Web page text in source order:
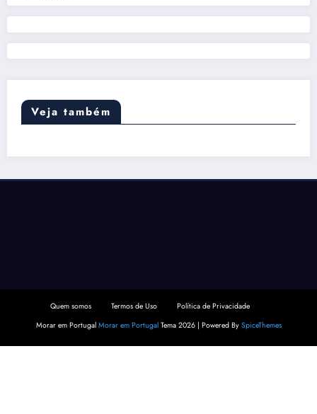
Veja também
Quem somos Termos de Uso
Política de Privacidade
Morar em Portugal Morar em PortugalTema 2026 | Powered By SpiceThemes